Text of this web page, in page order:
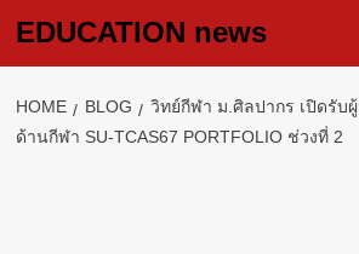
EDUCATION news
HOME BLOG
วิทย์กีฬา ม.ศิลปากร เปิดรับ
ด้านกีฬา SU-TCAS67 PORTFOLIO ช่วงที่ 2